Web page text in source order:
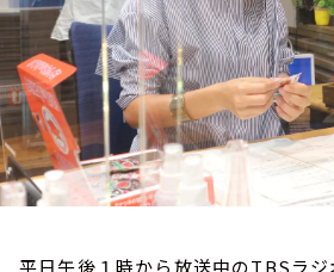
平日午後１時から放送中のTBSラジ